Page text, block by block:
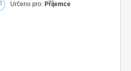
Určeno pro: Příjemce